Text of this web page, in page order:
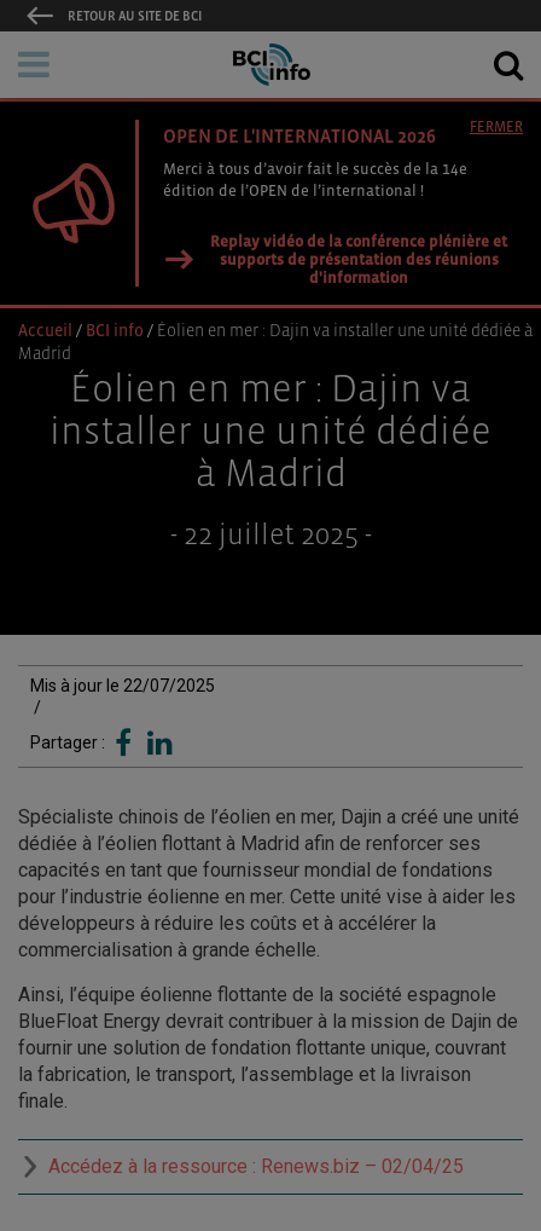
RETOUR AU SITE DE BCI
OPEN DE L'INTERNATIONAL 2026
Merci à tous d’avoir fait le succès de la 14e
édition de l’OPEN de l’international !
Replay vidéo de la conférence plénière et
supports de présentation des réunions
d'information
FERMER
Accueil / BCI info / Éolien en mer : Dajin va installer une unité dédiée à
Madrid
Éolien en mer : Dajin va
installer une unité dédiée
à Madrid
- 22 juillet 2025 -
Mis à jour le 22/07/2025
/
Partager :
Spécialiste chinois de l’éolien en mer, Dajin a créé une unité
dédiée à l’éolien flottant à Madrid afin de renforcer ses
capacités en tant que fournisseur mondial de fondations
pour l’industrie éolienne en mer. Cette unité vise à aider les
développeurs à réduire les coûts et à accélérer la
commercialisation à grande échelle.
Ainsi, l’équipe éolienne flottante de la société espagnole
BlueFloat Energy devrait contribuer à la mission de Dajin de
fournir une solution de fondation flottante unique, couvrant
la fabrication, le transport, l’assemblage et la livraison
finale.
Accédez à la ressource : Renews.biz – 02/04/25